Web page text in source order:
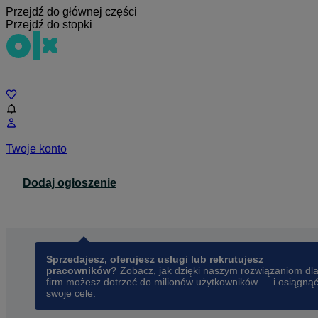
Przejdź do głównej części
Przejdź do stopki
Twoje konto
Dodaj ogłoszenie
Sprzedajesz, oferujesz usługi lub rekrutujesz
pracowników? Zobacz, jak dzięki naszym rozwiązaniom dla
firm możesz dotrzeć do milionów użytkowników — i osiągnąć
swoje cele.